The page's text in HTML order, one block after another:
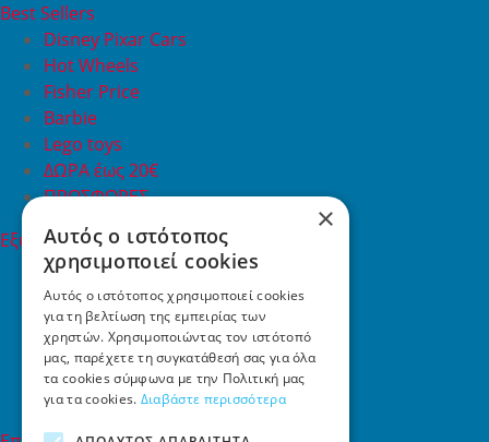
Best Sellers
Disney Pixar Cars
Hot Wheels
Fisher Price
Barbie
Lego toys
ΔΩΡΑ έως 20€
ΠΡΟΣΦΟΡΕΣ
Εξυπηρέτηση Πελατών
Εξυπηρέτηση πελατών
Συχνές ερωτήσεις
Όροι χρήσης
Τρόποι Πληρωμής
Επιστροφές
Επικοινωνία
×
Αυτός ο ιστότοπος
χρησιμοποιεί cookies
Αυτός ο ιστότοπος χρησιμοποιεί cookies
για τη βελτίωση της εμπειρίας των
χρηστών. Χρησιμοποιώντας τον ιστότοπό
μας, παρέχετε τη συγκατάθεσή σας για όλα
τα cookies σύμφωνα με την Πολιτική μας
για τα cookies. Διαβάστε περισσότερα